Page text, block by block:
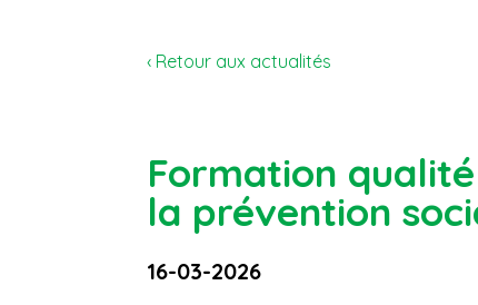
‹ Retour aux actualités
Formation
la prévention
16-03-2026